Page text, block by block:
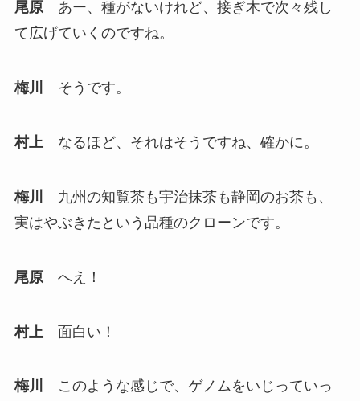
尾原あー、種がないけれど、接ぎ木で次々残し
て広げていくのですね。
梅川 そうです。
村上 なるほど、それはそうですね、確かに。
梅川
九州の知覧茶も宇治抹茶も静岡のお茶も、
実はやぶきたという品種のクローンです。
尾原へえ！
村上 面白い！
梅川
このような感じで、ゲノムをいじっていっ